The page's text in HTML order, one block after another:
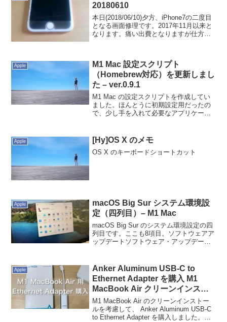
20180610
本日(2018/06/10)夕方、iPhone7の二度目
となる画面修理です。2017年11月以来と
なります。痛い出費となりますが仕方な
ました。もうApple Careも...
Apple
M1 Mac 設定スクリプト
（Homebrew対応）を更新しまし
た – ver.0.9.1
M1 Mac の設定スクリプトを作成してい
ました。ほんとうに初期設定用だったの
で、少し手を入れて必要なアプリケーシ
GitHub から設定ファイル取得brew bun...
Apple [Hy]OS X のメモ
OS X のキーボードショートカット
Apple
macOS Big Sur システム環境設
定（四列目）– M1 Mac
macOS Big Sur のシステム環境設定の四
列目です。ここも8項目。ソフトウェアア
ップデートソフトウェア・アップデート
をいれません。別途、設定しようと思い
ます。...
Apple
Anker Aluminum USB-C to
Ethernet Adapter を購入 M1
MacBook Air クリーンインスト
ール用
M1 MacBook Air のクリーンインストー
ルを考慮して、 Anker Aluminum USB-C
to Ethernet Adapter を購入しました。カ